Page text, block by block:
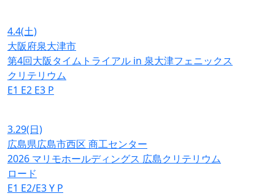
4.4(土)
大阪府泉大津市
第4回大阪タイムトライアル in 泉大津フェニックス
クリテリウム
E1 E2 E3 P
3.29(日)
広島県広島市西区 商工センター
2026 マリモホールディングス 広島クリテリウム
ロード
E1 E2/E3Y P